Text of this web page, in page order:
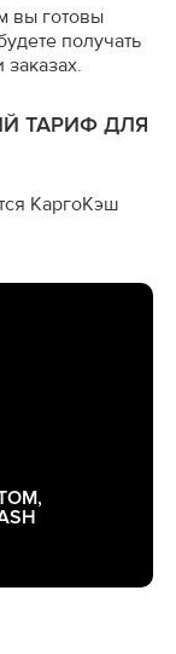
вы готовы
получать
ТАРИФ ДЛЯ
КаргоКэш